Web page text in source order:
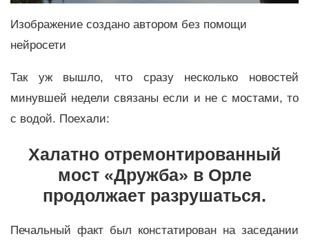
Изображение создано автором без помощи
нейросети
Так уж вышло, что сразу несколько новостей
минувшей недели связаны если и не с мостами, то
с водой. Поехали:
Халатно отремонтированный
мост «Дружба» в Орле
продолжает разрушаться.
Печальный факт был констатирован на заседании